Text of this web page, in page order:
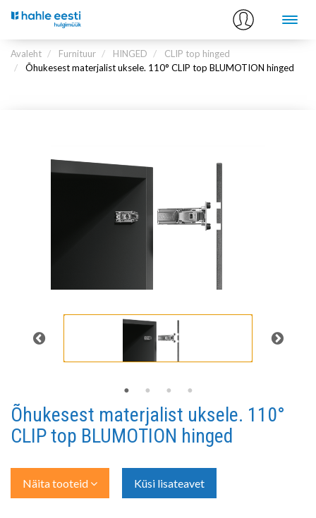
Avaleht Furnituur HINGED
CLIP top hinged
Õhukesest materjalist uksele. 110° CLIP top BLUMOTION hinged
Õhukesest materjalist uksele. 110°
CLIP top BLUMOTION hinged
Näita tooteid Küsi lisateavet